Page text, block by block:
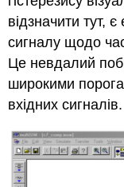
відзначити тут,
сигналу щодо
Це невдалий
широкими
вхідних сигналів.